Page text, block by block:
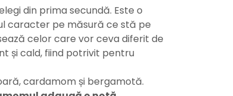
din prima secundă. Este o
caracter pe măsură ce stă pe
celor care vor ceva diferit de
și cald, fiind potrivit pentru
cardamom și bergamotă.